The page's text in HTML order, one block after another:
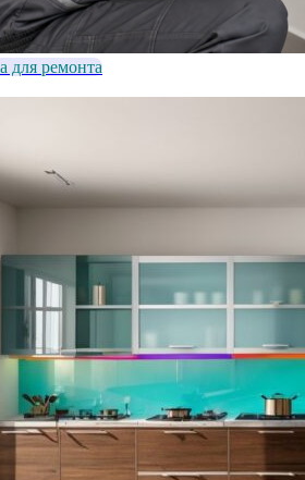
для ремонта